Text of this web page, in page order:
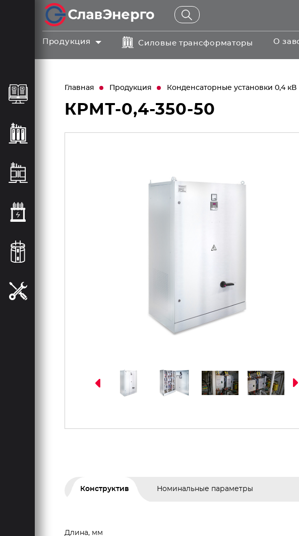
Продукция Силовые трансформаторы О
Главная Продукция Конденсаторные установки 0,4 кВ
КРМТ-0,4-350-50
Конструктив Номинальные параметры
Длина, мм